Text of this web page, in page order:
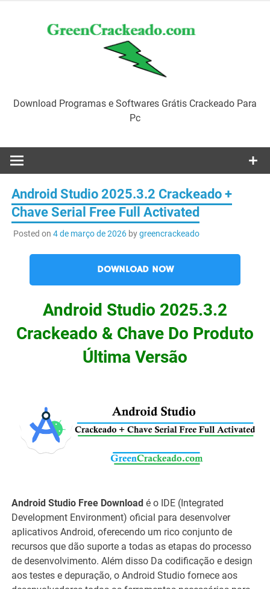
Download Programas e Softwares Grátis Crackeado Para
Pc
Android Studio 2025.3.2 Crackeado +
Chave Serial Free Full Activated
Posted on 4 de março de 2026bygreencrackeado
DOWNLOAD NOW
Android Studio 2025.3.2
Crackeado & Chave Do Produto
Última Versão
Android Studio Free Download é o IDE (Integrated
Development Environment) oficial para desenvolver
aplicativos Android, oferecendo um rico conjunto de
recursos que dão suporte a todas as etapas do processo
de desenvolvimento. Além disso Da codificação e design
aos testes e depuração, o Android Studio fornece aos